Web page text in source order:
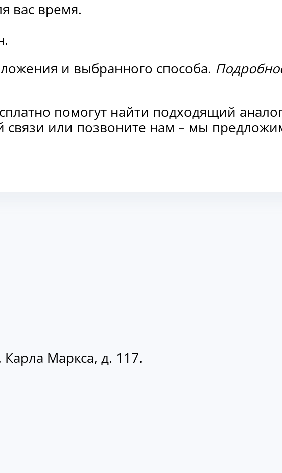
вас время.
и выбранного способа.
помогут найти подходящий
связи или позвоните нам – мы
Маркса, д. 117.